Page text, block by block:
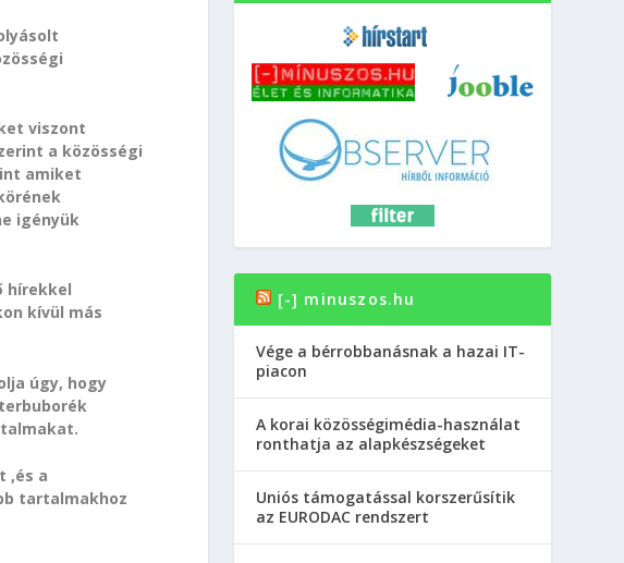
viszont
a közösségi
amiket
igényük
hírekkel
kívül más
úgy, hogy
,és a
tartalmakhoz
[-] minuszos.hu
Vége a bérrobbanásnak a hazai IT-
piacon
A korai közösségimédia-használat
ronthatja az alapkészségeket
Uniós támogatással korszerűsítik
az EURODAC rendszert